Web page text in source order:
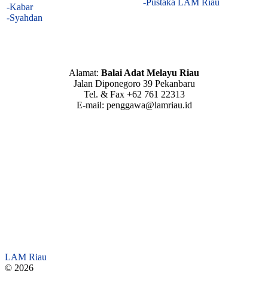
-Kabar
-Syahdan
-Pustaka LAM Riau
Alamat: Balai Adat Melayu Riau
Jalan Diponegoro 39 Pekanbaru
Tel. & Fax +62 761 22313
E-mail: penggawa@lamriau.id
LAM Riau
© 2026